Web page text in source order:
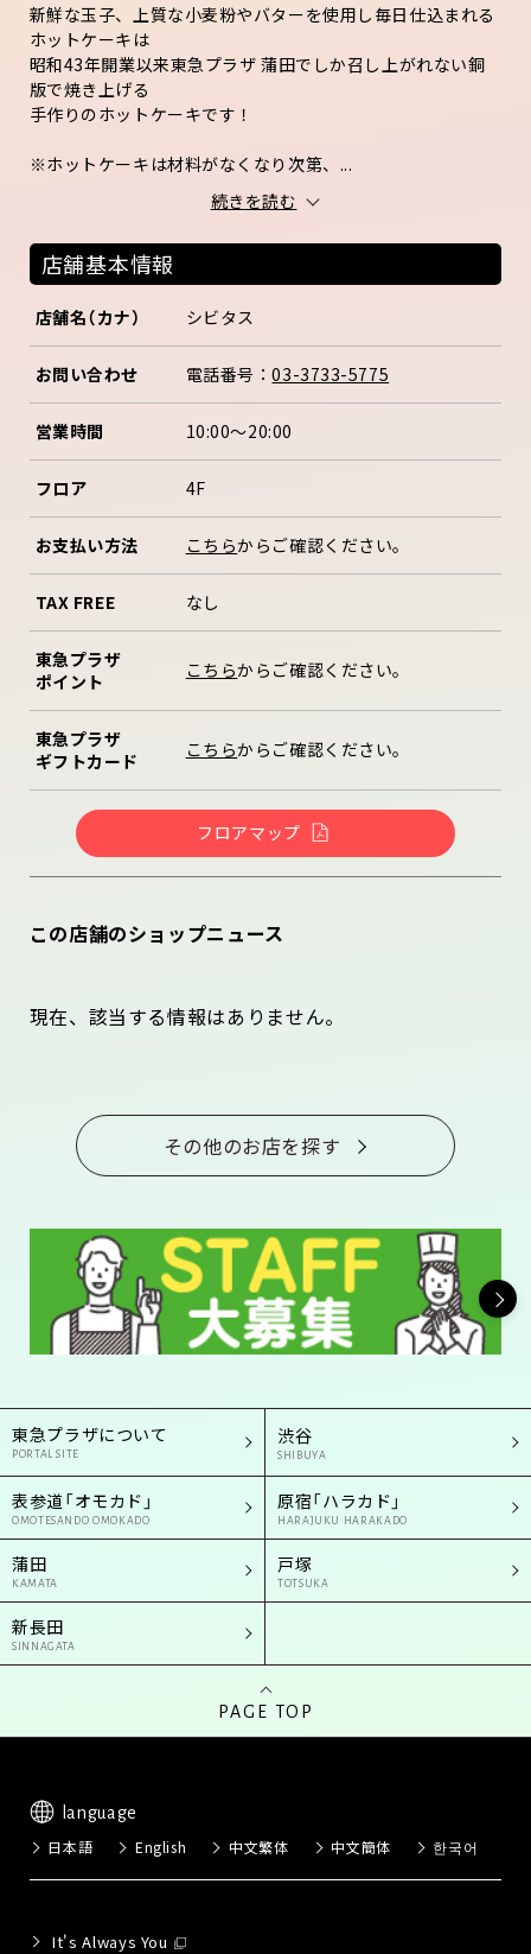
新鮮な玉子、上質な小麦粉やバターを使用し毎日仕込まれる
ホットケーキは
昭和43年開業以来東急プラザ 蒲田でしか召し上がれない銅
版で焼き上げる
手作りのホットケーキです！
※ホットケーキは材料がなくなり次第、...
続きを読む
店舗基本情報
店舗名（カナ） シビタス
お問い合わせ 電話番号：03-3733-5775
営業時間 10:00～20:00
フロア 4F
お支払い方法 こちらからご確認ください。
TAX FREE なし
東急プラザ
ポイント
こちらからご確認ください。
東急プラザ
ギフトカード
こちらからご確認ください。
フロアマップ
この店舗のショップニュース
現在、該当する情報はありません。
その他のお店を探す
東急プラザについて
PORTAL SITE
渋谷
SHIBUYA
表参道「オモカド」
OMOTESANDO OMOKADO
原宿「ハラカド」
HARAJUKU HARAKADO
蒲田
KAMATA
戸塚
TOTSUKA
新長田
SINNAGATA
PAGE TOP
language
日本語 English 中文繁体 中文簡体 한국어
It's Always You